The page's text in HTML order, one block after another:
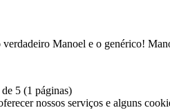
Manoel e o genérico!
5 (1 páginas)
nossos serviços e alguns